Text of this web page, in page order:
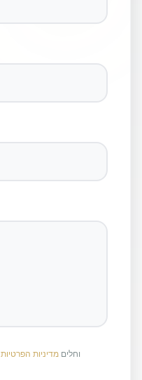
אתר זה מוגן על ידי reCAPTCHA וחלים מדיניות הפרטיות